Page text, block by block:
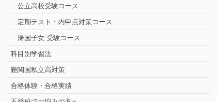
公立高校受験コース
定期テスト・内申点対策コース
帰国子女 受験コース
科目別学習法
難関国私立高対策
合格体験・合格実績